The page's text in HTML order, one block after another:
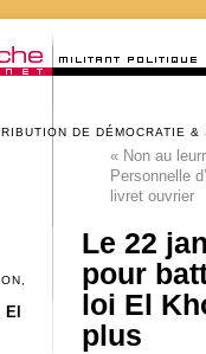
DE DÉMOCRATIE &
«Non au
Personnelle
livret ouvrier
Le 22
pour
loi El
plus